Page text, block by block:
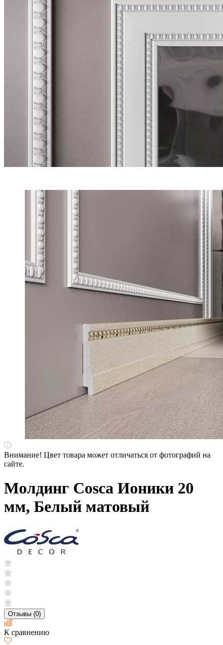
Внимание! Цвет товара может отличаться от фотографий на
сайте.
Молдинг Cosca Ионики 20
мм, Белый матовый
Отзывы (0)
К сравнению